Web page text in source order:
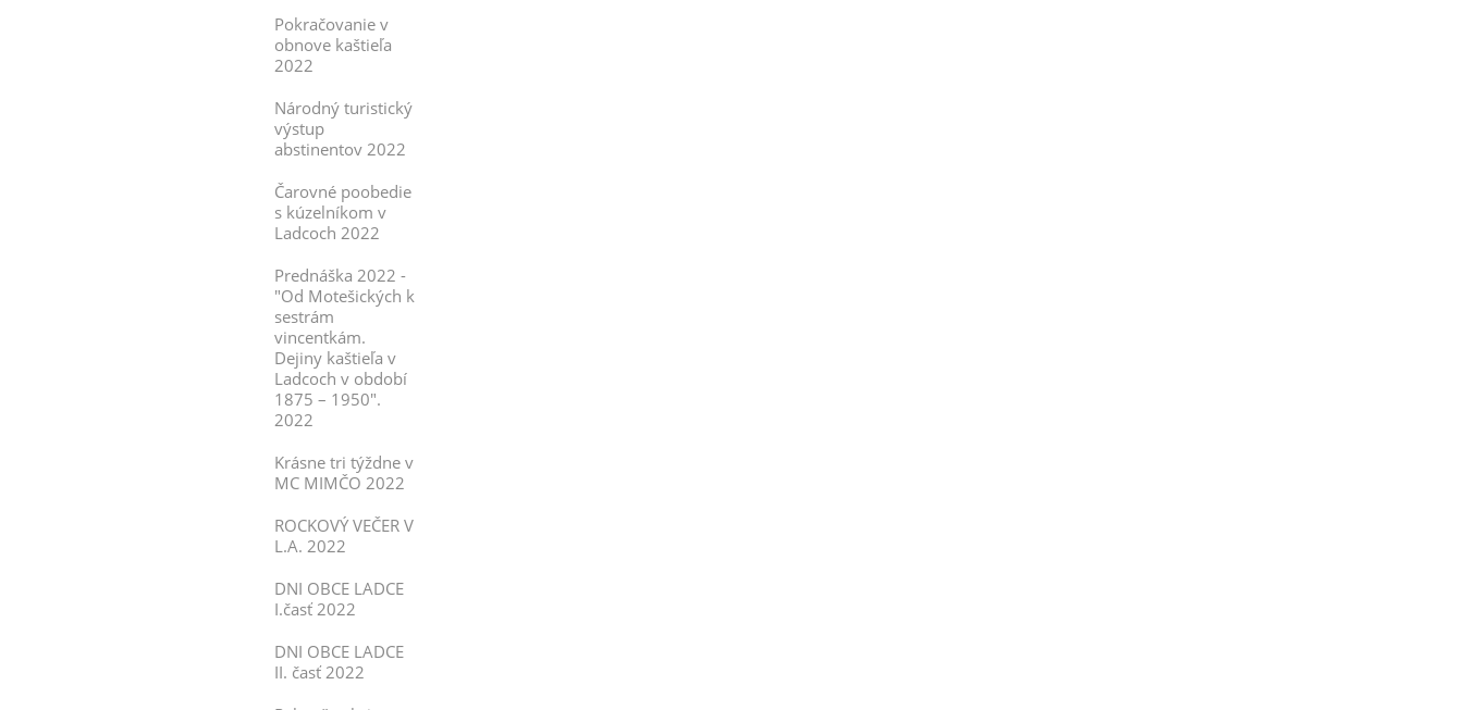
Pokračovanie v
obnove kaštieľa
2022
Národný turistický
výstup
abstinentov 2022
Čarovné poobedie
s kúzelníkom v
Ladcoch 2022
Prednáška 2022 -
"Od Motešických k
sestrám
vincentkám.
Dejiny kaštieľa v
Ladcoch v období
1875 – 1950".
2022
Krásne tri týždne v
MC MIMČO 2022
ROCKOVÝ VEČER V
L.A. 2022
DNI OBCE LADCE
I.časť 2022
DNI OBCE LADCE
II. časť 2022